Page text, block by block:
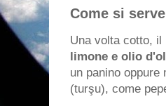
Come si
Una volta cotto, il
limone e olio
un panino
(turşu), come